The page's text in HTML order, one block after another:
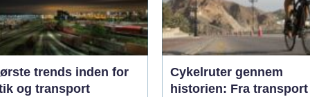
trends inden for
og transport
Cykelruter gennem
historien: Fra